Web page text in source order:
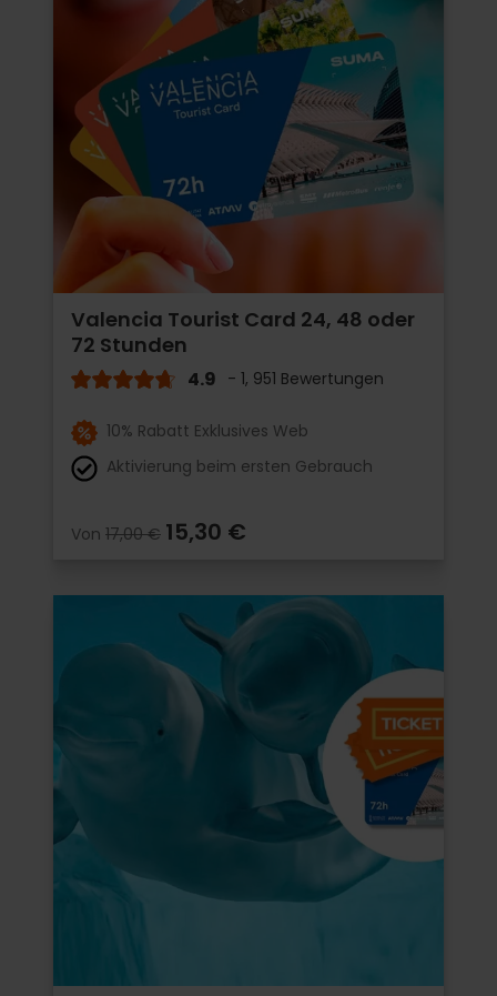
Valencia Tourist Card 24, 48 oder
72 Stunden
4.9 - 1, 951 Bewertungen
10% Rabatt Exklusives Web
Aktivierung beim ersten Gebrauch
Von 17,00 € 15,30 €